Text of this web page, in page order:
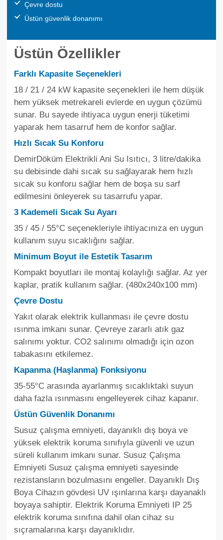
Çevre dostu
Üstün güvenlik donanımı
Üstün Özellikler
Farklı Kapasite Seçenekleri
18 / 21 / 24 kW kapasite seçenekleri ile hem düşük
hem yüksek metrekareli evlerde en uygun çözümü
sunar. Bu sayede ihtiyaca uygun enerji tüketimi
yaparak hem tasarruf hem de konfor sağlar.
Hızlı Sıcak Su Konforu
DemirDöküm Elektrikli Ani Su Isıtıcı, 3 litre/dakika
su debisinde dahi sıcak su sağlayarak hem hızlı
sıcak su konforu sağlar hem de boşa su sarf
edilmesini önleyerek su tasarrufu yapar.
3 Kademeli Sıcak Su Ayarı
35 / 45 / 55°C seçenekleriyle ihtiyacınıza en uygun
kullanım suyu sıcaklığını sağlar.
Minimum Boyut ile Estetik Tasarım
Kompakt boyutları ile montaj kolaylığı sağlar. Az yer
kaplar, pratik kullanım sağlar. (480x240x100 mm)​
Çevre Dostu
Yakıt olarak elektrik kullanması ile çevre dostu
ısınma imkanı sunar. Çevreye zararlı atık gaz
salınımı yoktur. CO2 salınımı olmadığı için ozon
tabakasını etkilemez.
Kapanma (Haşlanma) Fonksiyonu
35-55°C arasında ayarlanmış sıcaklıktaki suyun
daha fazla ısınmasını engelleyerek cihaz kapanır.
Üstün Güvenlik Donanımı
Susuz çalışma emniyeti, dayanıklı dış boya ve
yüksek elektrik koruma sınıfıyla güvenli ve uzun
süreli kullanım imkanı sunar. Susuz Çalışma
Emniyeti Susuz çalışma emniyeti sayesinde
rezistansların bozulmasını engeller. Dayanıklı Dış
Boya Cihazın gövdesi UV ışınlarına karşı dayanaklı
boyaya sahiptir. Elektrik Koruma Emniyeti IP 25
elektrik koruma sınıfına dahil olan cihaz su
sıçramalarına karşı dayanıklıdır.